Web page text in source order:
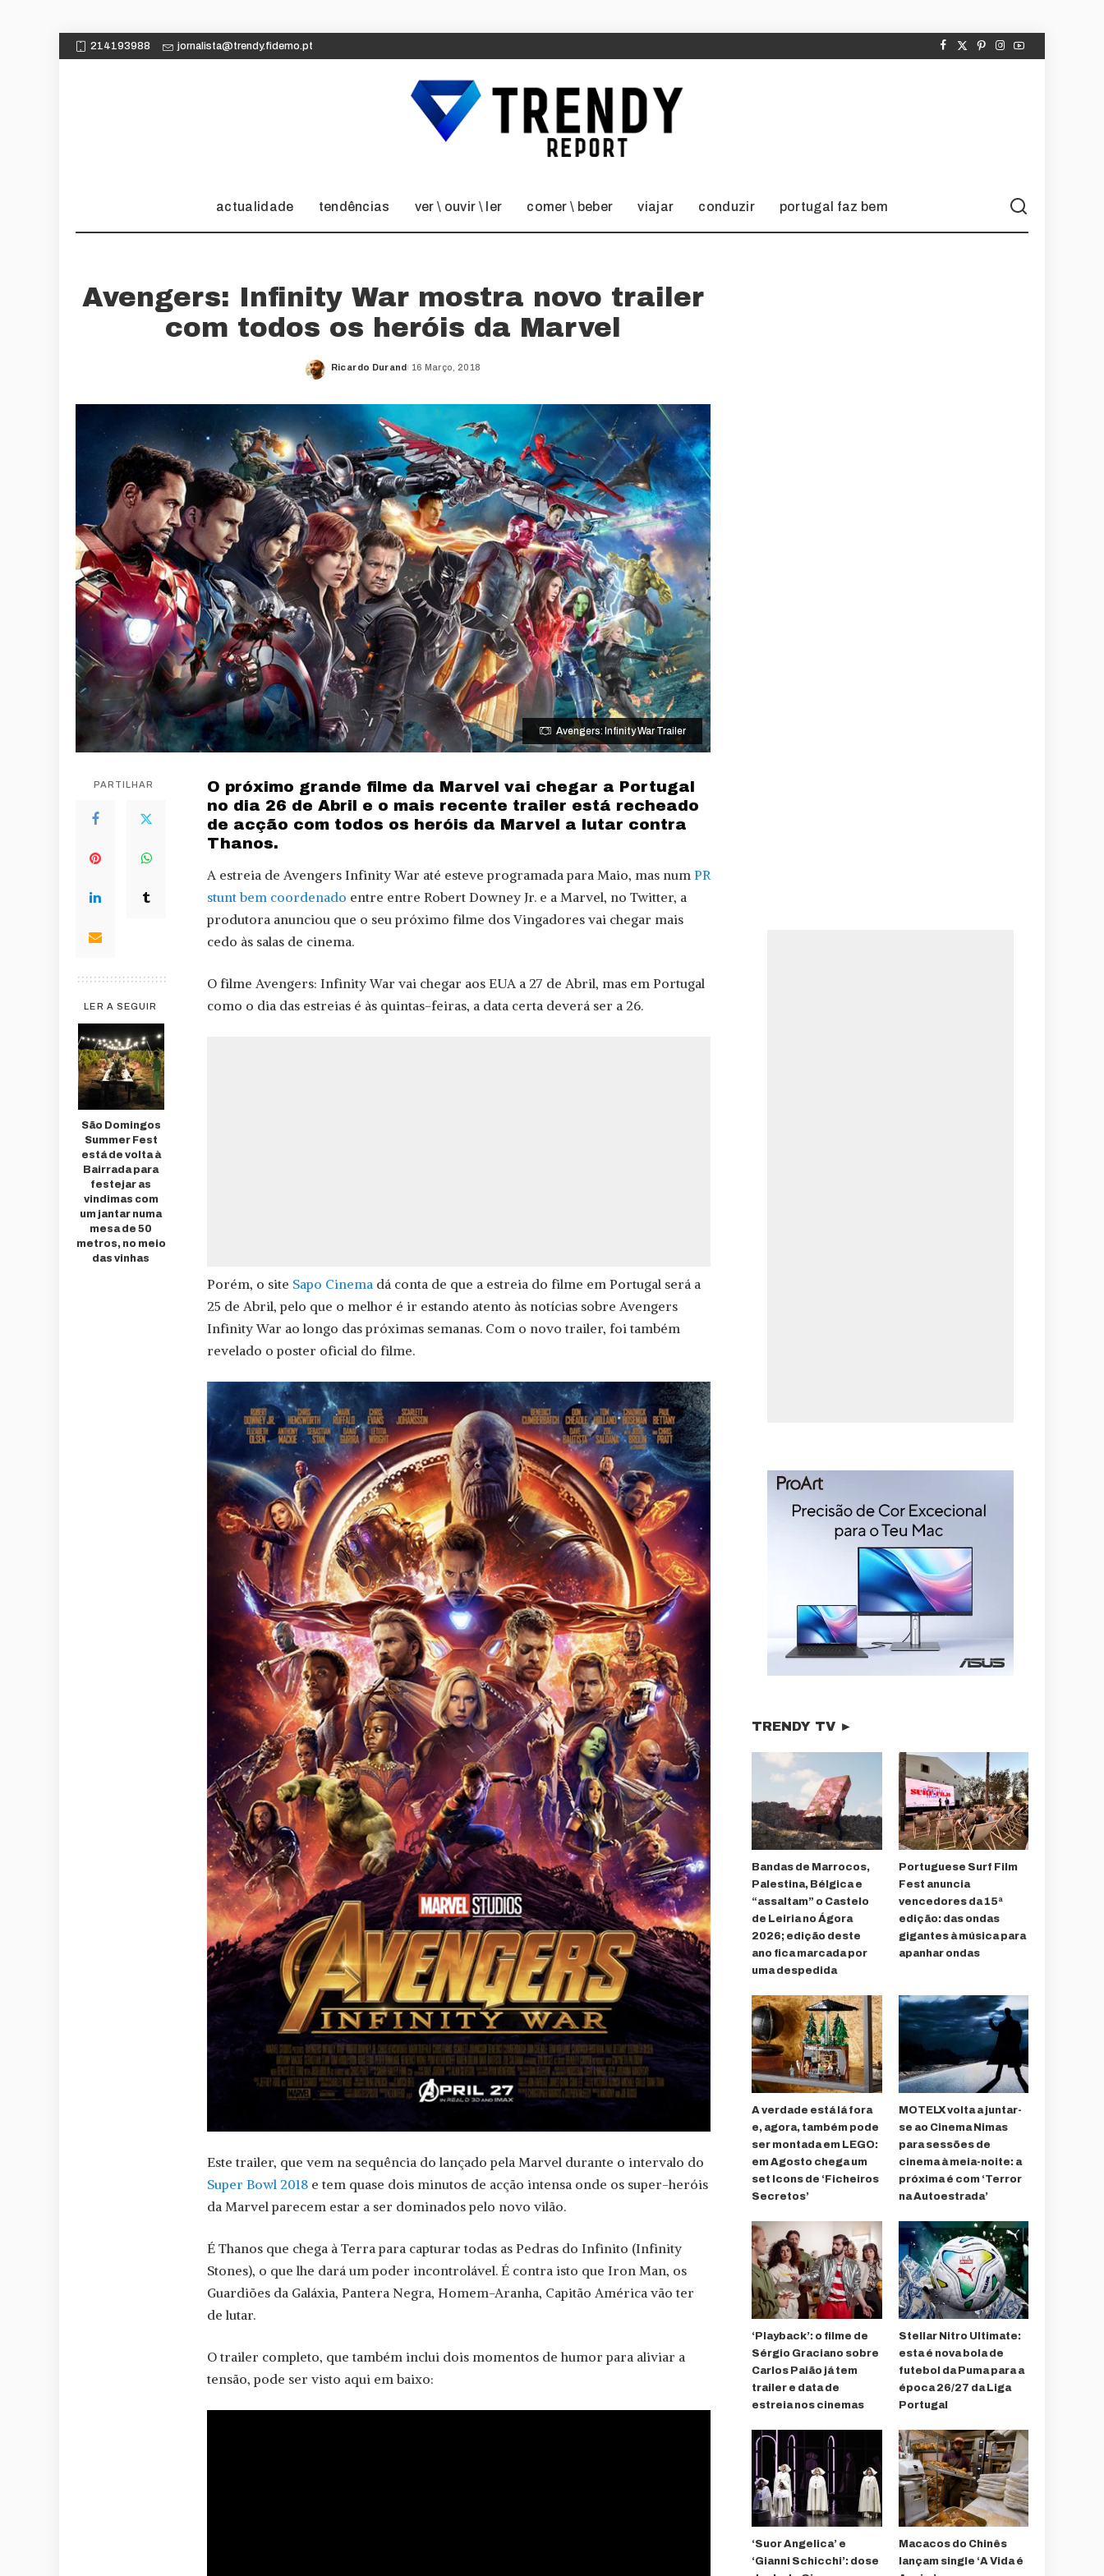
214193988 jornalista@trendy.fidemo.pt
actualidade tendências ver \ ouvir \ ler comer \ beber viajar conduzir portugal faz bem
Avengers: Infinity War mostra novo trailer
com todos os heróis da Marvel
Posted
Ricardo Durand 16 Março, 2018
Avengers: Infinity War Trailer
PARTILHAR
LER A SEGUIR
São Domingos
Summer Fest
está de volta à
Bairrada para
festejar as
vindimas com
um jantar numa
mesa de 50
metros, no meio
das vinhas
O próximo grande filme da Marvel vai chegar a Portugal
no dia 26 de Abril e o mais recente trailer está recheado
de acção com todos os heróis da Marvel a lutar contra
Thanos.
A estreia de Avengers Infinity War até esteve programada para Maio, mas num PR
stunt bem coordenado entre entre Robert Downey Jr. e a Marvel, no Twitter, a
produtora anunciou que o seu próximo filme dos Vingadores vai chegar mais
cedo às salas de cinema.
O filme Avengers: Infinity War vai chegar aos EUA a 27 de Abril, mas em Portugal
como o dia das estreias é às quintas-feiras, a data certa deverá ser a 26.
Porém, o site Sapo Cinema dá conta de que a estreia do filme em Portugal será a
25 de Abril, pelo que o melhor é ir estando atento às notícias sobre Avengers
Infinity War ao longo das próximas semanas. Com o novo trailer, foi também
revelado o poster oficial do filme.
Este trailer, que vem na sequência do lançado pela Marvel durante o intervalo do
Super Bowl 2018 e tem quase dois minutos de acção intensa onde os super-heróis
da Marvel parecem estar a ser dominados pelo novo vilão.
É Thanos que chega à Terra para capturar todas as Pedras do Infinito (Infinity
Stones), o que lhe dará um poder incontrolável. É contra isto que Iron Man, os
Guardiões da Galáxia, Pantera Negra, Homem-Aranha, Capitão América vão ter
de lutar.
O trailer completo, que também inclui dois momentos de humor para aliviar a
tensão, pode ser visto aqui em baixo:
TRENDY TV ►
Bandas de Marrocos,
Palestina, Bélgica e
“assaltam” o Castelo
de Leiria no Ágora
2026; edição deste
ano fica marcada por
uma despedida
Portuguese Surf Film
Fest anuncia
vencedores da 15ª
edição: das ondas
gigantes à música para
apanhar ondas
A verdade está lá fora
e, agora, também pode
ser montada em LEGO:
em Agosto chega um
set Icons de ‘Ficheiros
Secretos’
MOTELX volta a juntar-
se ao Cinema Nimas
para sessões de
cinema à meia-noite: a
próxima é com ‘Terror
na Autoestrada’
‘Playback’: o filme de
Sérgio Graciano sobre
Carlos Paião já tem
trailer e data de
estreia nos cinemas
Stellar Nitro Ultimate:
esta é nova bola de
futebol da Puma para a
época 26/27 da Liga
Portugal
‘Suor Angelica’ e
‘Gianni Schicchi’: dose
Macacos do Chinês
lançam single ‘A Vida é